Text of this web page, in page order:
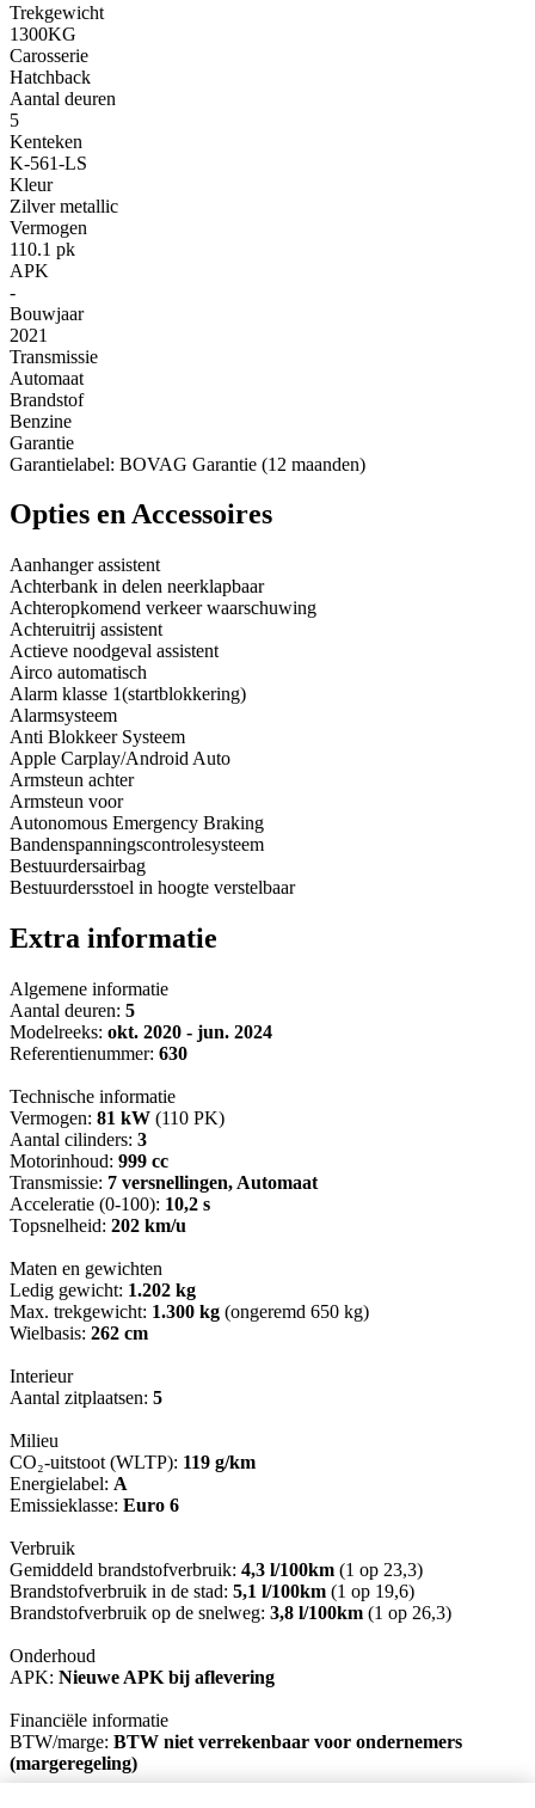
Trekgewicht
1300KG
Carosserie
Hatchback
Aantal deuren
5
Kenteken
K-561-LS
Kleur
Zilver metallic
Vermogen
110.1 pk
APK
-
Bouwjaar
2021
Transmissie
Automaat
Brandstof
Benzine
Garantie
Garantielabel: BOVAG Garantie (12 maanden)
Opties en Accessoires
Aanhanger assistent
Achterbank in delen neerklapbaar
Achteropkomend verkeer waarschuwing
Achteruitrij assistent
Actieve noodgeval assistent
Airco automatisch
Alarm klasse 1(startblokkering)
Alarmsysteem
Anti Blokkeer Systeem
Apple Carplay/Android Auto
Armsteun achter
Armsteun voor
Autonomous Emergency Braking
Bandenspanningscontrolesysteem
Bestuurdersairbag
Bestuurdersstoel in hoogte verstelbaar
Extra informatie
Algemene informatie
Aantal deuren: 5
Modelreeks: okt. 2020 - jun. 2024
Referentienummer: 630
Technische informatie
Vermogen: 81 kW (110 PK)
Aantal cilinders: 3
Motorinhoud: 999 cc
Transmissie: 7 versnellingen, Automaat
Acceleratie (0-100): 10,2 s
Topsnelheid: 202 km/u
Maten en gewichten
Ledig gewicht: 1.202 kg
Max. trekgewicht: 1.300 kg (ongeremd 650 kg)
Wielbasis: 262 cm
Interieur
Aantal zitplaatsen: 5
Milieu
CO₂-uitstoot (WLTP): 119 g/km
Energielabel: A
Emissieklasse: Euro 6
Verbruik
Gemiddeld brandstofverbruik: 4,3 l/100km (1 op 23,3)
Brandstofverbruik in de stad: 5,1 l/100km (1 op 19,6)
Brandstofverbruik op de snelweg: 3,8 l/100km (1 op 26,3)
Onderhoud
APK: Nieuwe APK bij aflevering
Financiële informatie
BTW/marge: BTW niet verrekenbaar voor ondernemers
(margeregeling)